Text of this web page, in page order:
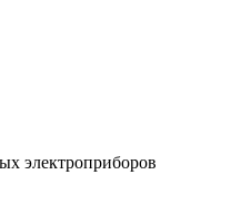
электроприборов